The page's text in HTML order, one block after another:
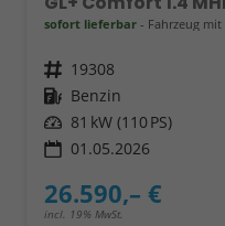
sofort lieferbar Fahrzeug mit
Fahrzeugnr. 19308
Kraftstoff Benzin
Leistung 81 kW (110 PS)
01.05.2026
26.590,– €
incl. 19% MwSt.